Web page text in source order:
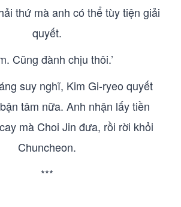
thứ mà anh có thể tùy tiện giải
quyết.
Cũng đành chịu thôi.’
suy nghĩ, Kim Gi-ryeo quyết
tâm nữa. Anh nhận lấy tiền
mà Choi Jin đưa, rồi rời khỏi
Chuncheon.
***